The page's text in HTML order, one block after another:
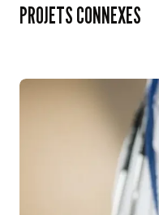
PROJETS CONNEXES